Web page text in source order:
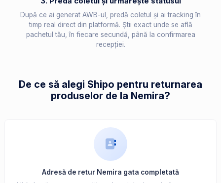
După ce ai generat AWB-ul, predă coletul și ai tracking în
timp real direct din platformă. Știi exact unde se află
pachetul tău, în fiecare secundă, până la confirmarea
recepției.
De ce să alegi Shipo pentru returnarea
produselor de la Nemira?
Adresă de retur Nemira gata completată